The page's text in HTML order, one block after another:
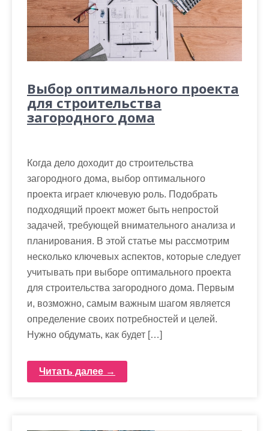
Выбор оптимального проекта
для строительства
загородного дома
Когда дело доходит до строительства
загородного дома, выбор оптимального
проекта играет ключевую роль. Подобрать
подходящий проект может быть непростой
задачей, требующей внимательного анализа и
планирования. В этой статье мы рассмотрим
несколько ключевых аспектов, которые следует
учитывать при выборе оптимального проекта
для строительства загородного дома. Первым
и, возможно, самым важным шагом является
определение своих потребностей и целей.
Нужно обдумать, как будет […]
Читать далее →